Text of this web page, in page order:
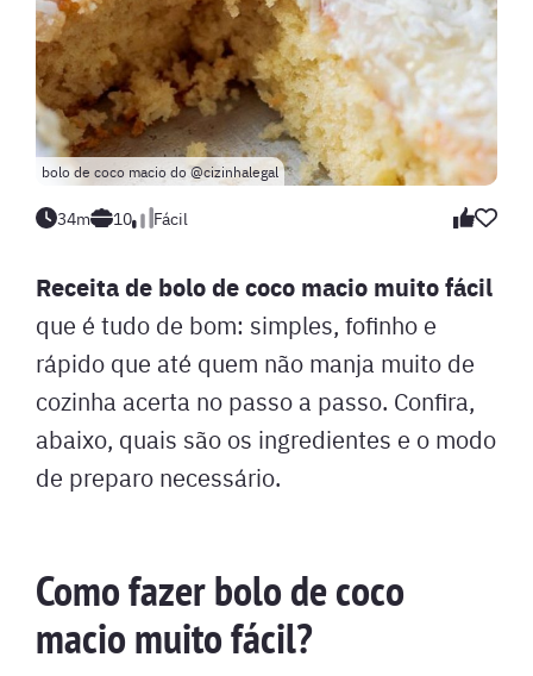
bolo de coco macio do @cizinhalegal
34m 10 Fácil
Receita de bolo de coco macio muito fácil
que é tudo de bom: simples, fofinho e
rápido que até quem não manja muito de
cozinha acerta no passo a passo. Confira,
abaixo, quais são os ingredientes e o modo
de preparo necessário.
Como fazer bolo de coco
macio muito fácil?